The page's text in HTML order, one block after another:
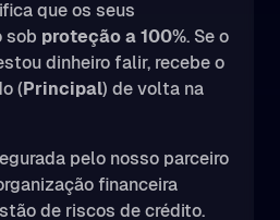
que os seus
sob proteção a 100%. Se o
dinheiro falir, recebe o
(Principal) de volta na
pelo nosso parceiro
financeira
de riscos de crédito.